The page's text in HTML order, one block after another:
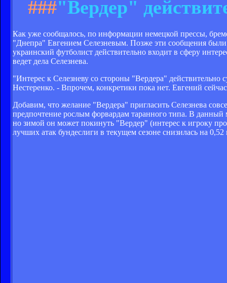
###"Вердер"
Как уже сообщалось, по информации немецкой прессы,
"Днепра" Евгением Селезневым. Позже эти сообщения
украинский футболист действительно входит в сферу
ведет дела Селезнева.
"Интерес к Селезневу со стороны "Вердера"
Нестеренко. - Впрочем, конкретики пока нет. Евгений
Добавим, что желание "Вердера" пригласить Селезнева
предпочтение рослым форвардам таранного типа. В
но зимой он может покинуть "Вердер" (интерес к игроку
лучших атак бундеслиги в текущем сезоне снизилась на 0,52